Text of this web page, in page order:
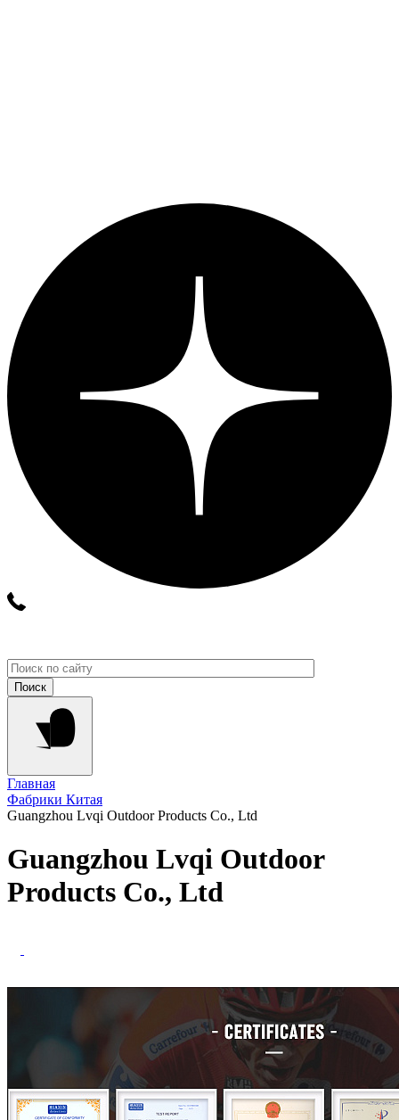
Главная
Фабрики Китая
Guangzhou Lvqi Outdoor Products Co., Ltd
Guangzhou Lvqi Outdoor
Products Co., Ltd